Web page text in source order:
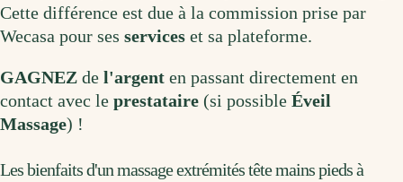
Cette différence est due à la commission prise par
Wecasa pour ses services et sa plateforme.
GAGNEZ de l'argent en passant directement en
contact avec le prestataire (si possible Éveil
Massage) !
Les bienfaits d'un massage extrémités tête mains pieds à